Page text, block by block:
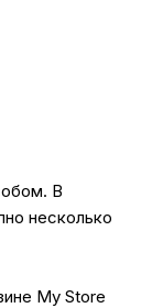
В
несколько
My Store